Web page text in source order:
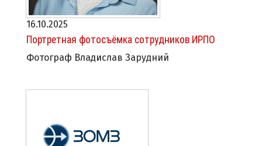
16.10.2025
Портретная фотосъёмка сотрудников ИРПО
Фотограф Владислав Зарудний